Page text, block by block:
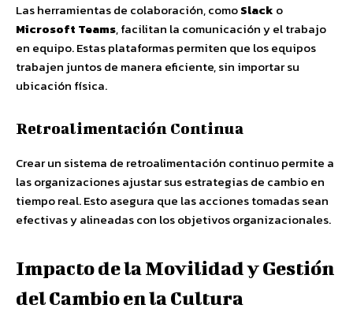
Las herramientas de colaboración, comoSlack o
Microsoft Teams, facilitan la comunicación y el trabajo
en equipo. Estas plataformas permiten que los equipos
trabajen juntos de manera eficiente, sin importar su
ubicación física.
Retroalimentación Continua
Crear un sistema de retroalimentación continuo permite a
las organizaciones ajustar sus estrategias de cambio en
tiempo real. Esto asegura que las acciones tomadas sean
efectivas y alineadas con los objetivos organizacionales.
Impacto de la Movilidad y Gestión
del Cambio en la Cultura